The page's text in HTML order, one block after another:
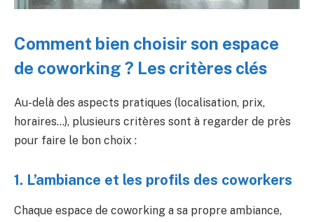
Comment bien choisir son espace
de coworking ? Les critères clés
Au-delà des aspects pratiques (localisation, prix,
horaires…), plusieurs critères sont à regarder de près
pour faire le bon choix :
1. L’ambiance et les profils des coworkers
Chaque espace de coworking a sa propre ambiance,